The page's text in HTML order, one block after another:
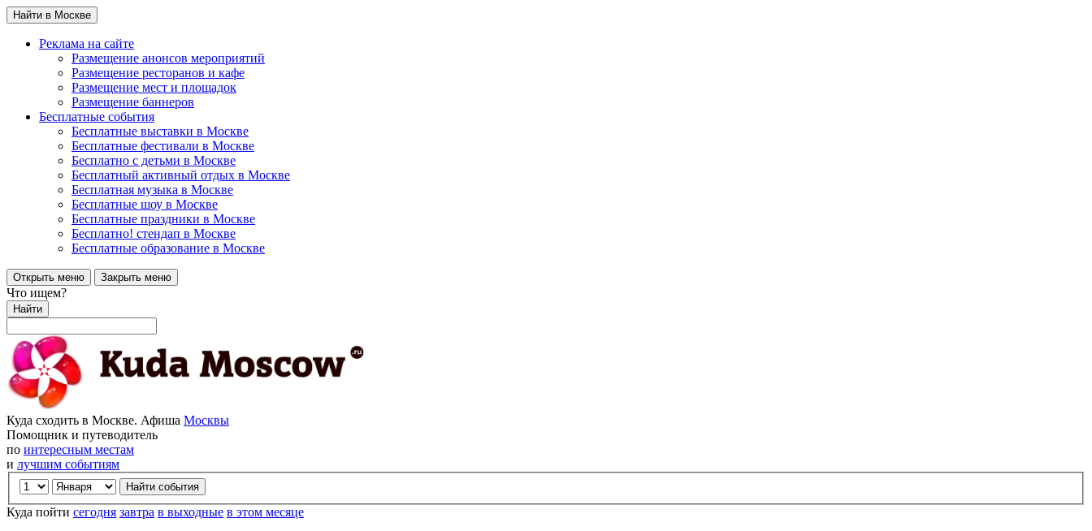
Найти в Москве
Реклама на сайте
Размещение анонсов мероприятий
Размещение ресторанов и кафе
Размещение мест и площадок
Размещение баннеров
Бесплатные события
Бесплатные выставки в Москве
Бесплатные фестивали в Москве
Бесплатно с детьми в Москве
Бесплатный активный отдых в Москве
Бесплатная музыка в Москве
Бесплатные шоу в Москве
Бесплатные праздники в Москве
Бесплатно! стендап в Москве
Бесплатные образование в Москве
Открыть меню Закрыть меню
Что ищем?
Найти
Куда сходить в Москве. Афиша Москвы
Помощник и путеводитель
по интересным местам
и лучшим событиям
Куда пойти сегодня завтра в выходные в этом месяце